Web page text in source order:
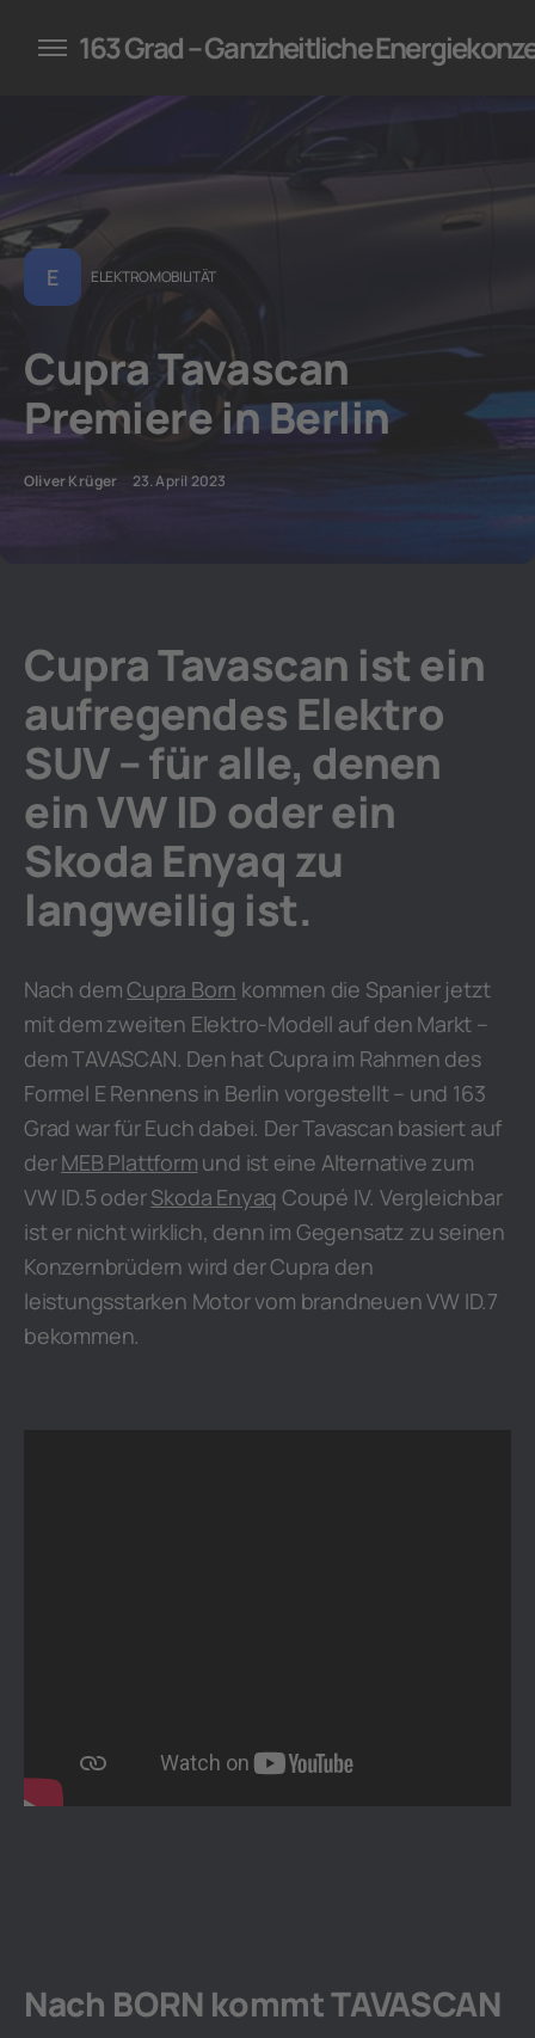
für Unternehmen
163 Grad – Ganzheitliche
E ELEKTROMOBILITÄT
Cupra Tavascan
Premiere in Berlin
Oliver Krüger 23. April 2023
Cupra Tavascan ist ein
aufregendes Elektro
SUV – für alle, denen
ein VW ID oder ein
Skoda Enyaq zu
langweilig ist.
Nach demCupra Born kommen die Spanier jetzt
mit dem zweiten Elektro-Modell auf den Markt –
dem TAVASCAN. Den hat Cupra im Rahmen des
Formel E Rennens in Berlin vorgestellt – und 163
Grad war für Euch dabei. Der Tavascan basiert auf
derMEB Plattform und ist eine Alternative zum
VW ID.5 oderSkoda Enyaq Coupé IV. Vergleichbar
ist er nicht wirklich, denn im Gegensatz zu seinen
Konzernbrüdern wird der Cupra den
leistungsstarken Motor vom brandneuen VW ID.7
bekommen.
Nach BORN kommt TAVASCAN